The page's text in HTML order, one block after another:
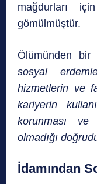
mağdurları
gömülmüştür.
Ölümünden bir
sosyal
hizmetlerin ve
kariyerin
korunması ve
olmadığı
İdamından